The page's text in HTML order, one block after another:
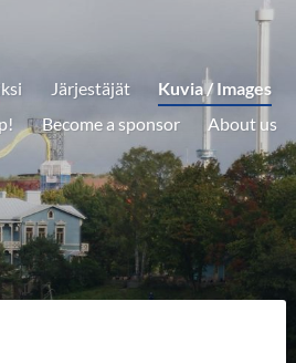
Järjestäjät
Kuvia / Images
Become a sponsor
About us